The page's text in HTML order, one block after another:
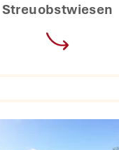
Streuobstwiesen